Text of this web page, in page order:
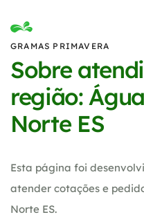
GRAMAS PRIMAVERA
Sobre
região:
Norte ES
Esta página foi
atender cotações e
Norte ES.